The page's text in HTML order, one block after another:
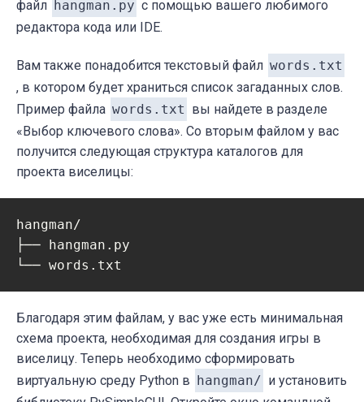
файл hangman.py с помощью вашего любимого
редактора кода или IDE.
Вам также понадобится текстовый файл words.txt
, в котором будет храниться список загаданных слов.
Пример файла words.txt вы найдете в разделе
«Выбор ключевого слова». Со вторым файлом у вас
получится следующая структура каталогов для
проекта виселицы:
hangman/
├── hangman.py
Благодаря этим файлам, у вас уже есть минимальная
схема проекта, необходимая для создания игры в
виселицу. Теперь необходимо сформировать
виртуальную среду Python в hangman/ и установить